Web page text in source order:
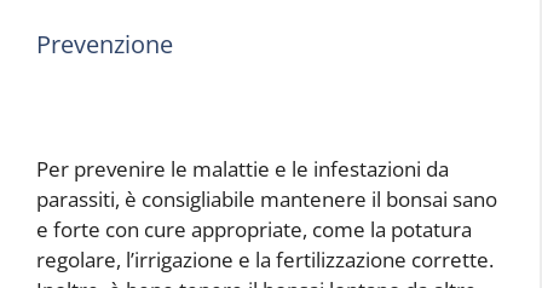
Prevenzione
Per prevenire le malattie e le infestazioni da
parassiti, è consigliabile mantenere il bonsai sano
e forte con cure appropriate, come la potatura
regolare, l’irrigazione e la fertilizzazione corrette.